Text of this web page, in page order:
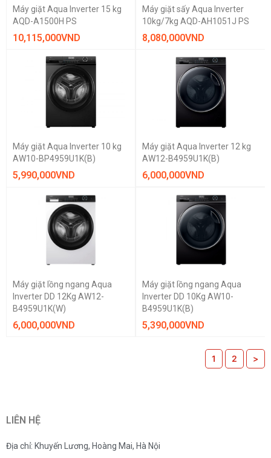
Máy giặt Aqua Inverter 15 kg
AQD-A1500H PS
10,115,000VND
Máy giặt sấy Aqua Inverter
10kg/7kg AQD-AH1051J PS
8,080,000VND
Máy giặt Aqua Inverter 10 kg
AW10-BP4959U1K(B)
5,990,000VND
Máy giặt Aqua Inverter 12 kg
AW12-B4959U1K(B)
6,000,000VND
Máy giặt lồng ngang Aqua
Inverter DD 12Kg AW12-
B4959U1K(W)
6,000,000VND
Máy giặt lồng ngang Aqua
Inverter DD 10Kg AW10-
B4959U1K(B)
5,390,000VND
1 2 >
LIÊN HỆ
Địa chỉ: Khuyến Lương, Hoàng Mai, Hà Nội